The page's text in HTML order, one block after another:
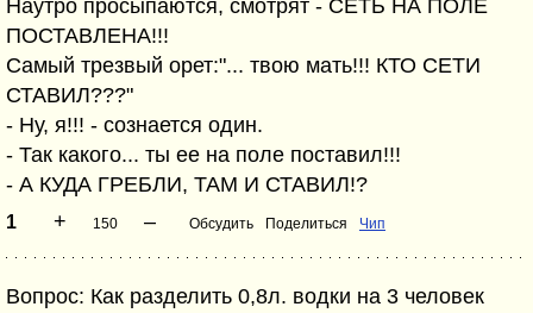
Наутро просыпаются, смотрят - СЕТЬ НА ПОЛЕ
ПОСТАВЛЕНА!!!
Самый трезвый орет:"... твою мать!!! КТО СЕТИ
СТАВИЛ???"
- Ну, я!!! - сознается один.
- Так какого... ты ее на поле поставил!!!
- А КУДА ГРЕБЛИ, ТАМ И СТАВИЛ!?
1 + 150 – Обсудить Поделиться Чип
Вопрос: Как разделить 0,8л. водки на 3 человек